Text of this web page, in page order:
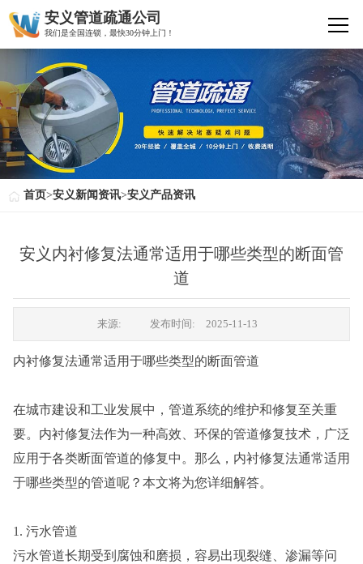
安义管道疏通公司
我们是全国连锁，最快30分钟上门！
首页>安义新闻资讯>安义产品资讯
安义内衬修复法通常适用于哪些类型的断面管
道
来源: 发布时间: 2025-11-13
内衬修复法通常适用于哪些类型的断面管道
在城市建设和工业发展中，管道系统的维护和修复至关重
要。内衬修复法作为一种高效、环保的管道修复技术，广泛
应用于各类断面管道的修复中。那么，内衬修复法通常适用
于哪些类型的管道呢？本文将为您详细解答。
1. 污水管道
污水管道长期受到腐蚀和磨损，容易出现裂缝、渗漏等问